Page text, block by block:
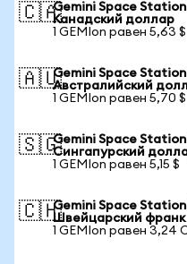
🇨🇦Gemini Space
Канадский доллар
1 GEMIon равен 5,63 $
🇦🇺Gemini Space
Австралийский
1 GEMIon равен 5,70 $
🇸🇬Gemini Space
Сингапурский
1 GEMIon равен 5,15 $
🇨🇭Gemini Space
Швейцарский франк
1 GEMIon равен 3,24